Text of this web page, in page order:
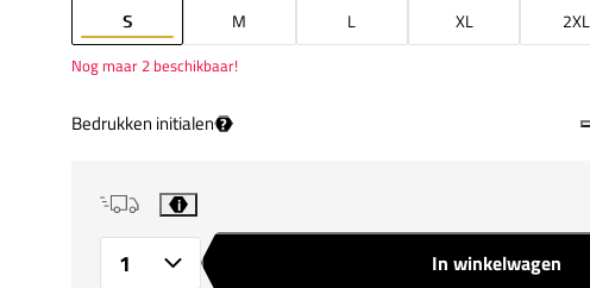
S M L XL 2XL
Nog maar 2 beschikbaar!
Bedrukken initialen ?
i
In winkelwagen